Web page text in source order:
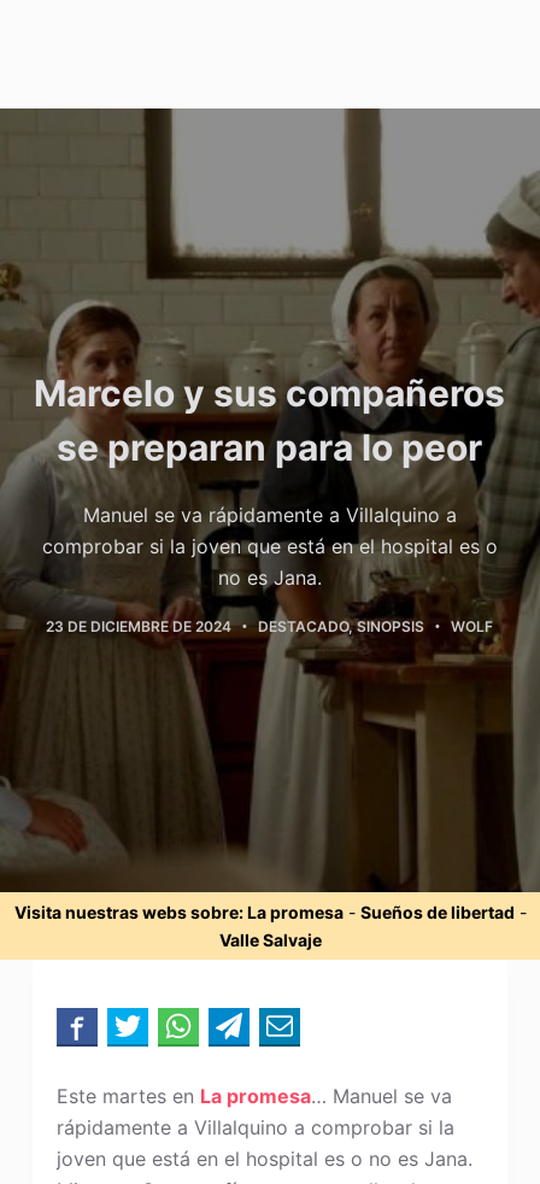
Marcelo y sus compañeros
se preparan para lo peor
Manuel se va rápidamente a Villalquino a
comprobar si la joven que está en el hospital es o
no es Jana.
23 DE DICIEMBRE DE 2024 DESTACADO,SINOPSIS WOLF
Visita nuestras webs sobre:La promesa- Sueños de libertad -
Valle Salvaje
Este martes en La promesa… Manuel se va
rápidamente a Villalquino a comprobar si la
joven que está en el hospital es o no es Jana.